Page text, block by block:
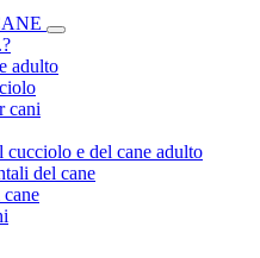
adulto
cani
cucciolo e del cane adulto
del cane